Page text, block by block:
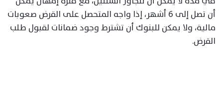
أن تصل إلى 6 أشهر، إذا واجه المتحصل على القرض صعوبات
مالية، ولا يمكن للبنوك أن تشترط وجود ضمانات لقبول طلب
القرض.